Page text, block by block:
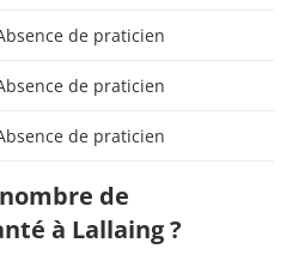
de praticien
de praticien
de praticien
de
à Lallaing ?